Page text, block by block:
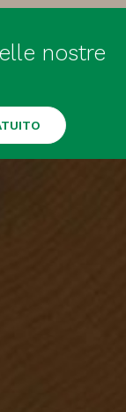
nostre